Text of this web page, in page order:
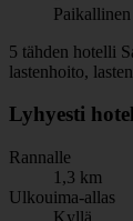
5 tähden hotelli
lastenhoito,
Lyhyesti
Rannalle
1,3 km
Ulkouima-allas
Kyllä